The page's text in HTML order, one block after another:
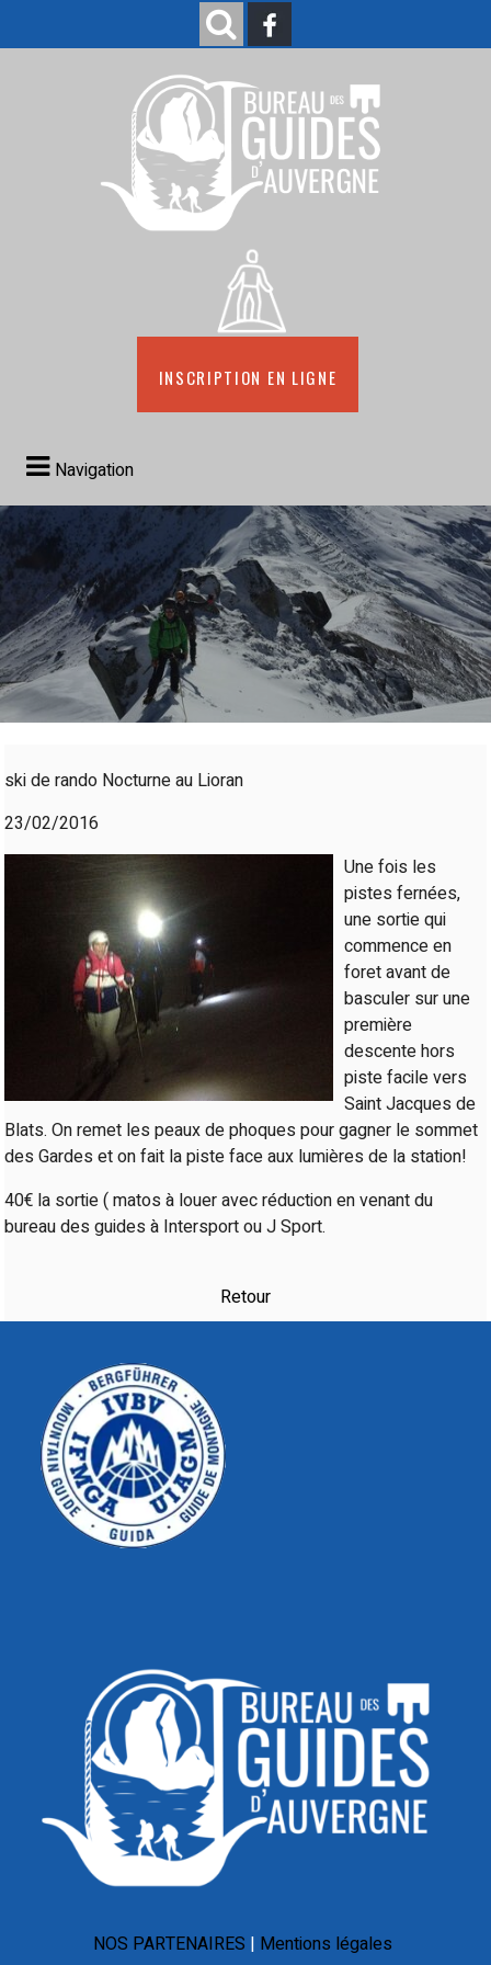
Inscription en ligne
Navigation
ski de rando Nocturne au Lioran
23/02/2016
Une fois les
pistes fernées,
une sortie qui
commence en
foret avant de
basculer sur une
première
descente hors
piste facile vers
Saint Jacques de
Blats. On remet les peaux de phoques pour gagner le sommet
des Gardes et on fait la piste face aux lumières de la station!
40€ la sortie ( matos à louer avec réduction en venant du
bureau des guides à Intersport ou J Sport.
Retour
NOS PARTENAIRES Mentions légales